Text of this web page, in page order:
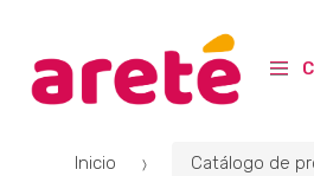
Inicio Catálogo de